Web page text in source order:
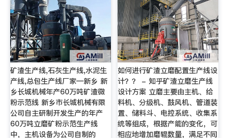
矿渣生产线,石灰生产线,水泥生
产线,总包生产线厂家—新乡 新
乡长城机械年产60万吨矿渣微
粉示范线 新乡市长城机械有限
公司自主研制开发生产的年产
60万吨立磨矿粉示范生产线
中，主机设备为公司自制的
如何进行矿渣立磨配置生产线设
计？？ - 知乎矿渣立磨生产线
设计方案 立磨主要由主机、给
料机、分级机、鼓风机、管道装
置、储料斗、电控系统、收集系
统等组成，根据产能的变化，可
相应地增加磨辊数量，满足不同